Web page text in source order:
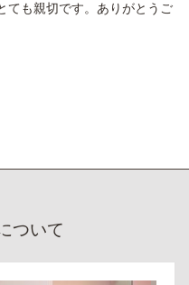
ても親切です。ありがとうご
ついて